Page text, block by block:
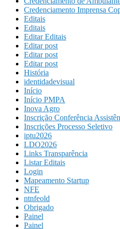
Credenciamento Imprensa
Editais
Editais
Editar Editais
Editar post
Editar post
Editar post
História
identidadevisual
Início
Início PMPA
Inova Agro
Inscrição Conferência
Inscrições Processo Seletivo
iptu2026
LDO2026
Links Transparência
Listar Editais
Login
Mapeamento Startup
NFE
ntnfeold
Obrigado
Painel
Painel